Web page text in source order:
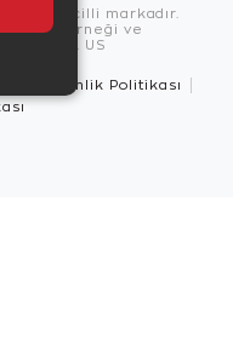
tescilli markadır.
Derneği ve
üyesidir. US
Güvenlik Politikası